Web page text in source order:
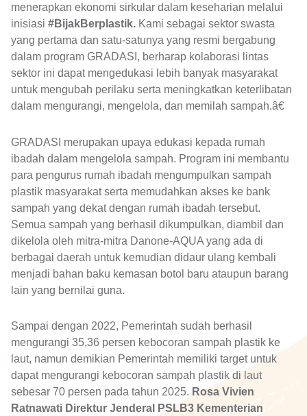
menerapkan ekonomi sirkular dalam keseharian melalui
inisiasi #BijakBerplastik. Kami sebagai sektor swasta
yang pertama dan satu-satunya yang resmi bergabung
dalam program GRADASI, berharap kolaborasi lintas
sektor ini dapat mengedukasi lebih banyak masyarakat
untuk mengubah perilaku serta meningkatkan keterlibatan
dalam mengurangi, mengelola, dan memilah sampah.â€
GRADASI merupakan upaya edukasi kepada rumah
ibadah dalam mengelola sampah. Program ini membantu
para pengurus rumah ibadah mengumpulkan sampah
plastik masyarakat serta memudahkan akses ke bank
sampah yang dekat dengan rumah ibadah tersebut.
Semua sampah yang berhasil dikumpulkan, diambil dan
dikelola oleh mitra-mitra Danone-AQUA yang ada di
berbagai daerah untuk kemudian didaur ulang kembali
menjadi bahan baku kemasan botol baru ataupun barang
lain yang bernilai guna.
Sampai dengan 2022, Pemerintah sudah berhasil
mengurangi 35,36 persen kebocoran sampah plastik ke
laut, namun demikian Pemerintah memiliki target untuk
dapat mengurangi kebocoran sampah plastik di laut
sebesar 70 persen pada tahun 2025. Rosa Vivien
Ratnawati Direktur Jenderal PSLB3 Kementerian